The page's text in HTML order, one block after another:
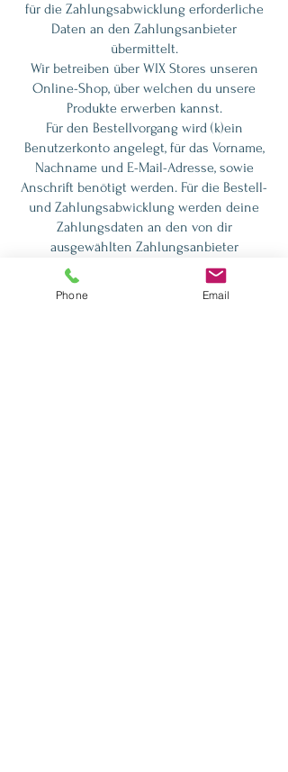
für die Zahlungsabwicklung erforderliche
Daten an den Zahlungsanbieter
übermittelt.
Wir betreiben über WIX Stores unseren
Online-Shop, über welchen du unsere
Produkte erwerben kannst.
Für den Bestellvorgang wird (k)ein
Benutzerkonto angelegt, für das Vorname,
Nachname und E-Mail-Adresse, sowie
Anschrift benötigt werden. Für die Bestell-
und Zahlungsabwicklung werden deine
Zahlungsdaten an den von dir
ausgewählten Zahlungsanbieter
übermittelt. Auf diese gehen wir im
Einzelnen ein. Hierbei werden in der Regel
Phone Email